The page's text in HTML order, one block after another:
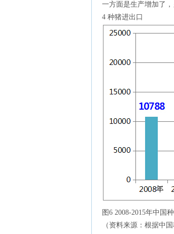
一方面是生产增加了
4 种猪进出口
图6 2008-2015年中国
（资料来源：根据中